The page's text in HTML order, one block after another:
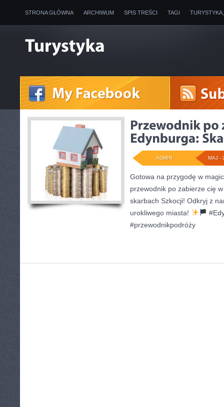
STRONA GŁÓWNA ARCHIWUM SPIS TREŚCI TAGI
MAJ -
ADMIN
Gotowa na przygodę w
przewodnik po zabierze cię
skarbach Szkocji! Odkryj z
urokliwego miasta!
#przewodnikpodróży